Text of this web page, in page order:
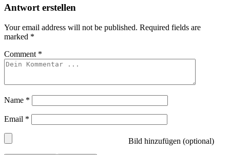
Antwort erstellen
Your email address will not be published. Required fields are
marked *
Comment *
Name *
Email *
Bild hinzufügen (optional)